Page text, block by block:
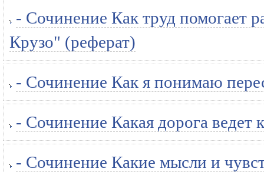
- Сочинение Как труд помогает
Крузо" (реферат)
- Сочинение Как я понимаю
- Сочинение Какая дорога ведет
- Сочинение Какие мысли и